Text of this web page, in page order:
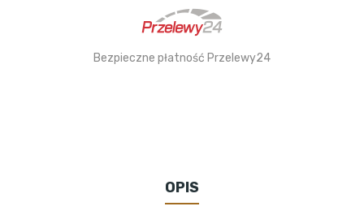
Bezpieczne płatność Przelewy24
OPIS